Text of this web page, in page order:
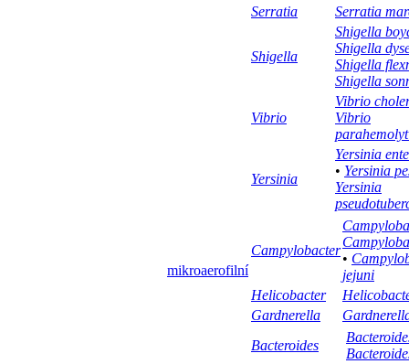
Serratia
Serratia
Shigella
Shigella
Shigella
Shigella
Shigella
Vibrio
Vibrio
Vibrio
Yersinia
Yersinia
• Yersinia
Yersinia
mikroaerofilní
Campylobacter
•
jejuni
Helicobacter
Gardnerella
Bacteroides